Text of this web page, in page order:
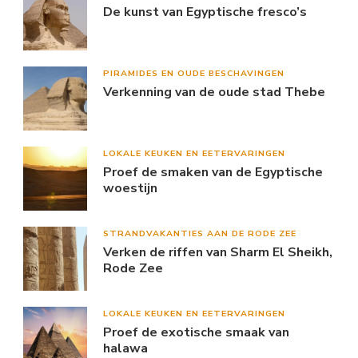
De kunst van Egyptische fresco’s
PIRAMIDES EN OUDE BESCHAVINGEN
Verkenning van de oude stad Thebe
LOKALE KEUKEN EN EETERVARINGEN
Proef de smaken van de Egyptische
woestijn
STRANDVAKANTIES AAN DE RODE ZEE
Verken de riffen van Sharm El Sheikh,
Rode Zee
LOKALE KEUKEN EN EETERVARINGEN
Proef de exotische smaak van
halawa